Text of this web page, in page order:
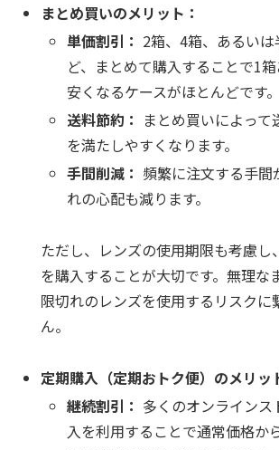
まとめ買いのメリット：
単価割引： 2箱、4箱、あるい
ど、まとめて購入することで1
安くなるケースがほとんどです。
送料節約： まとめ買いによっ
を満たしやすくなります。
手間削減： 頻繁に注文する手間
れの心配も減ります。
ただし、レンズの使用期限も考慮し
を購入することが大切です。無理な
限切れのレンズを使用するリスクに
ん。
定期購入（定期おトク便）のメリッ
継続割引： 多くのオンラインス
入を利用することで通常価格か